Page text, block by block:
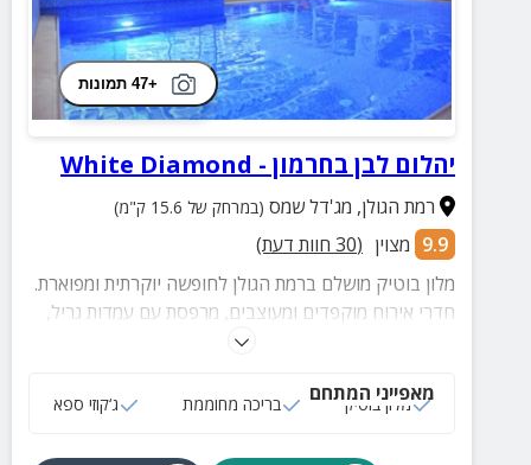
+47 תמונות
יהלום לבן בחרמון - White Diamond
רמת הגולן, מג'דל שמס (במרחק של 15.6 ק"מ)
9.9 מצוין (
30 חוות דעת)
מלון בוטיק מושלם ברמת הגולן לחופשה יוקרתית ומפוארת.
חדרי אירוח מוקפדים ומעוצבים, מרפסת עם עמדות גריל,
פינות ישיבה, ארוחת בוקר דרוזית עשירה, מתחם בריכה
מאפייני המתחם
מלון בוטיק בריכה מחוממת ג‘קוזי ספא